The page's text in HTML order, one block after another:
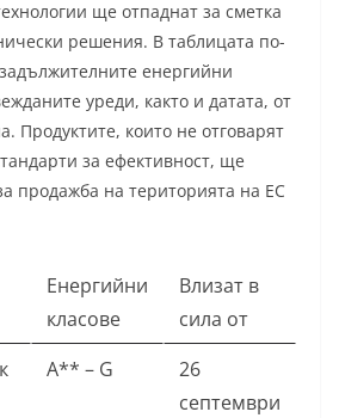
ще отпаднат за сметка
решения. В таблицата по-
енергийни
уреди, както и датата, от
Продуктите, които не отговарят
за ефективност, ще
продажба на територията на ЕС
Енергийни
класове
Влизат в
сила от
А** – G
26
септември